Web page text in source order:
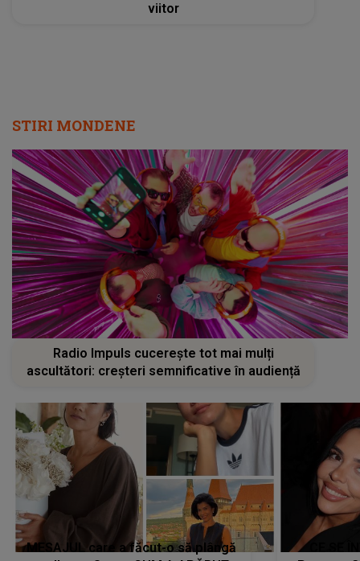
viitor
STIRI MONDENE
Radio Impuls cucerește tot mai mulți
ascultători: creșteri semnificative în audiență
MESAJUL care a făcut-o să plângă